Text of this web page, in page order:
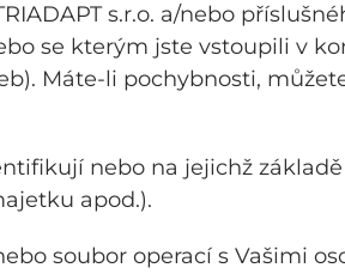
s.r.o. a/nebo
se kterým jste vstoupili v
Máte-li pochybnosti,
nebo na jejichž
apod.).
soubor operací s Vašimi